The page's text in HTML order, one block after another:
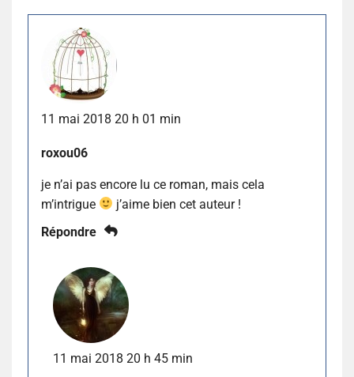
11 mai 2018 20 h 01 min
roxou06
je n’ai pas encore lu ce roman, mais cela
m’intrigue
j’aime bien cet auteur !
Répondre
11 mai 2018 20 h 45 min